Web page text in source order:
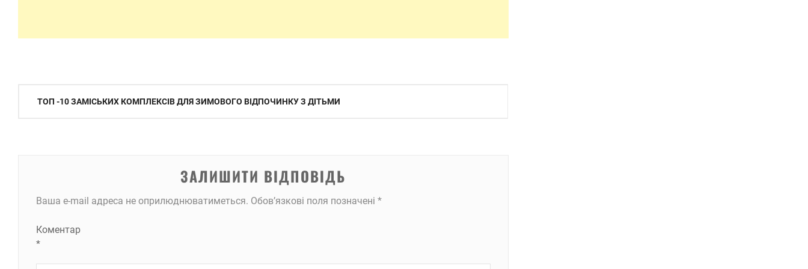
Навігація
ТОП -10 ЗАМІСЬКИХ КОМПЛЕКСІВ ДЛЯ ЗИМОВОГО ВІДПОЧИНКУ З ДІТЬМИ
ЗАЛИШИТИ ВІДПОВІДЬ
Ваша e-mail адреса не оприлюднюватиметься. Обов’язкові поля позначені *
Коментар
*